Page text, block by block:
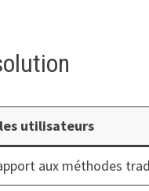
utilisateurs
aux méthodes